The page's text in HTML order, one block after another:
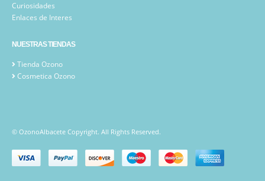
Curiosidades
Enlaces de Interes
NUESTRAS TIENDAS
Tienda Ozono
Cosmetica Ozono
© OzonoAlbacete Copyright. All Rights Reserved.